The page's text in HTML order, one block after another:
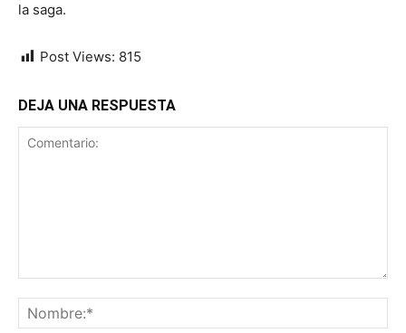
la saga.
Post Views: 815
DEJA UNA RESPUESTA